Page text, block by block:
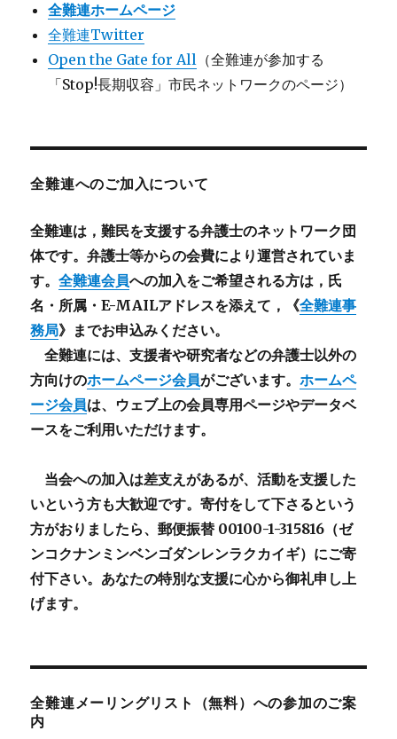
全難連ホームページ
全難連Twitter
Open the Gate for All （全難連が参加する
「Stop!長期収容」市民ネットワークのページ）
全難連へのご加入について
全難連は，難民を支援する弁護士のネットワーク団
体です。弁護士等からの会費により運営されていま
す。全難連会員への加入をご希望される方は，氏
名・所属・E-MAILアドレスを添えて，《全難連事
務局》までお申込みください。
全難連には、支援者や研究者などの弁護士以外の
方向けのホームページ会員がございます。ホームペ
ージ会員は、ウェブ上の会員専用ページやデータベ
ースをご利用いただけます。
当会への加入は差支えがあるが、活動を支援した
いという方も大歓迎です。寄付をして下さるという
方がおりましたら、郵便振替 00100-1-315816（ゼ
ンコクナンミンベンゴダンレンラクカイギ）にご寄
付下さい。あなたの特別な支援に心から御礼申し上
げます。
全難連メーリングリスト（無料）への参加のご案
内